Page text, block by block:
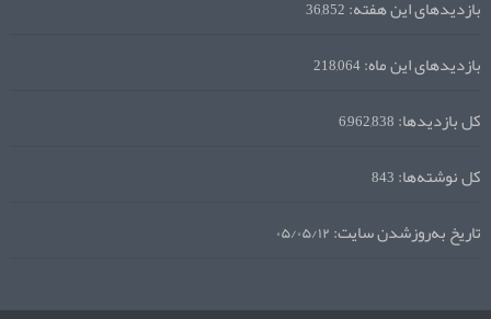
بازدیدهای این هفته:36,852
بازدیدهای این ماه:218,064
کل بازدیدها:6,962,838
کل نوشته‌ها:843
تاریخ به‌روزشدن سایت:۰۵/۰۵/۱۲